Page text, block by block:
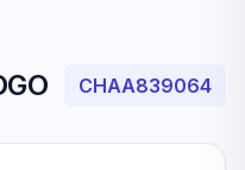
CHAA839064